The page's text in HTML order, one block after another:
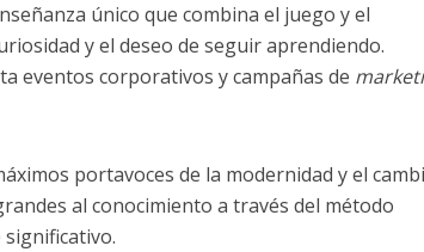
único que combina el juego y el
y el deseo de seguir aprendiendo.
eventos corporativos y campañas de
portavoces de la modernidad y el
al conocimiento a través del método